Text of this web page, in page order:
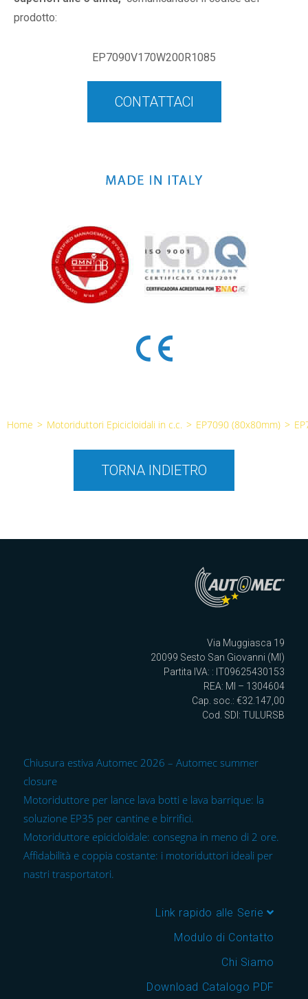
prodotto:
EP7090V170W200R1085
CONTATTACI
Home > Motoriduttori Epicicloidali in c.c. > EP7090 (80x80mm) >
TORNA INDIETRO
Via Muggiasca 19
20099 Sesto San Giovanni (MI)
Partita IVA: : IT09625430153
REA: MI – 1304604
Cap. soc.: €32.147,00
Cod. SDI: TULURSB
Chiusura estiva Automec 2026 – Automec summer
closure
Motoriduttore per lance lava botti e lava barrique: la
soluzione EP35 per cantine e birrifici.
Motoriduttore epicicloidale: consegna in meno di 2 ore.
Affidabilità e coppia costante: i motoriduttori ideali per
nastri trasportatori.
Link rapido alle Serie
Modulo di Contatto
Chi Siamo
Download Catalogo PDF